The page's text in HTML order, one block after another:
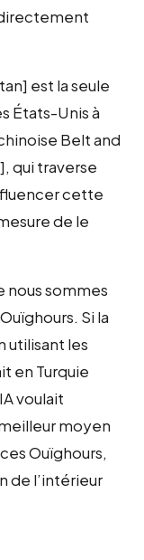
est la seule
États-Unis à
Belt and
qui traverse
cette
de le
nous sommes
Si la
utilisant les
en Turquie
voulait
moyen
Ouïghours,
de l’intérieur